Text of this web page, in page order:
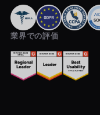
業界での評価